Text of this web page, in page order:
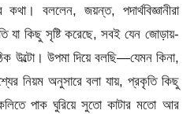
বললেন, জয়ন্ত, পদার্থবিজ্ঞানীরা
যা কিছু সৃষ্টি করেছে, সবই যেন জোড়ায়-
উল্টো। উপমা দিয়ে বলছি—যেমন কিনা,
নিয়ম অনুসারে বলা যায়, প্রকৃতি কিছু
পাক ঘুরিয়ে সুতো কাটার মতো আর